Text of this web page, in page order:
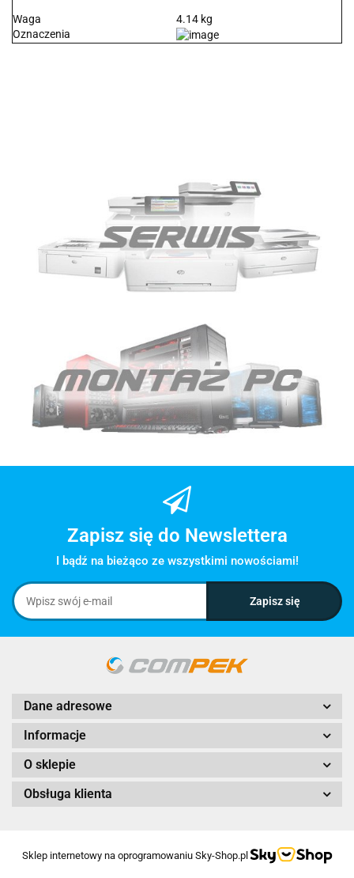
Waga
4.14 kg
Oznaczenia
Zapisz się do Newslettera
I bądź na bieżąco ze wszystkimi nowościami!
Dane adresowe
Informacje
O sklepie
Obsługa klienta
Sklep internetowy na oprogramowaniu Sky-Shop.pl